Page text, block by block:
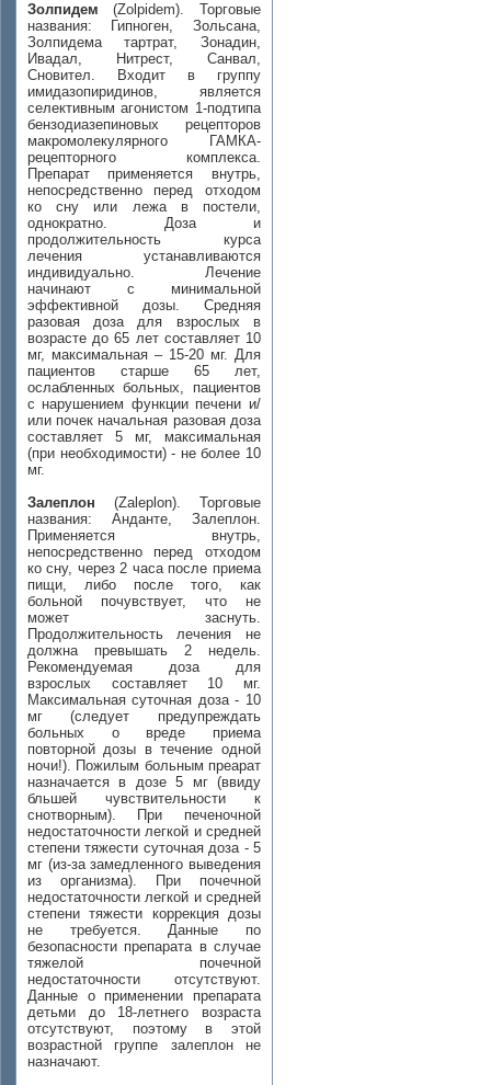
Золпидем (Zolpidem). Торговые
названия: Гипноген, Зольсана,
Золпидема тартрат, Зонадин,
Ивадал, Нитрест, Санвал,
Сновител. Входит в группу
имидазопиридинов, является
селективным агонистом 1-подтипа
бензодиазепиновых рецепторов
макромолекулярного ГАМКА-
рецепторного комплекса.
Препарат применяется внутрь,
непосредственно перед отходом
ко сну или лежа в постели,
однократно. Доза и
продолжительность курса
лечения устанавливаются
индивидуально. Лечение
начинают с минимальной
эффективной дозы. Средняя
разовая доза для взрослых в
возрасте до 65 лет составляет 10
мг, максимальная – 15-20 мг. Для
пациентов старше 65 лет,
ослабленных больных, пациентов
с нарушением функции печени и/
или почек начальная разовая доза
составляет 5 мг, максимальная
(при необходимости) - не более 10
мг.
Залеплон (Zaleplon). Торговые
названия: Анданте, Залеплон.
Применяется внутрь,
непосредственно перед отходом
ко сну, через 2 часа после приема
пищи, либо после того, как
больной почувствует, что не
может заснуть.
Продолжительность лечения не
должна превышать 2 недель.
Рекомендуемая доза для
взрослых составляет 10 мг.
Максимальная суточная доза - 10
мг (следует предупреждать
больных о вреде приема
повторной дозы в течение одной
ночи!). Пожилым больным преарат
назначается в дозе 5 мг (ввиду
бльшей чувствительности к
снотворным). При печеночной
недостаточности легкой и средней
степени тяжести суточная доза - 5
мг (из-за замедленного выведения
из организма). При почечной
недостаточности легкой и средней
степени тяжести коррекция дозы
не требуется. Данные по
безопасности препарата в случае
тяжелой почечной
недостаточности отсутствуют.
Данные о применении препарата
детьми до 18-летнего возраста
отсутствуют, поэтому в этой
возрастной группе залеплон не
назначают.